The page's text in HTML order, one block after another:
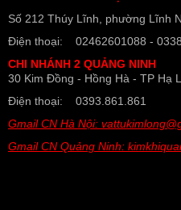
Số 212 Thúy Lĩnh, phường Lĩnh
Điện thoại: 02462601088 -
CHI NHÁNH 2 QUẢNG NINH
30 Kim Đồng - Hồng Hà - TP Hạ
Điện thoại: 0393.861.861
Gmail CN Hà Nội:
Gmail CN Quảng Ninh: